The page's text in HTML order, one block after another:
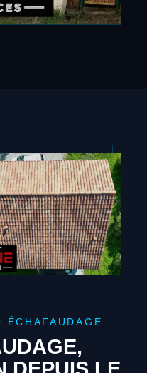
ÉCHAFAUDAGE
DEPUIS LE